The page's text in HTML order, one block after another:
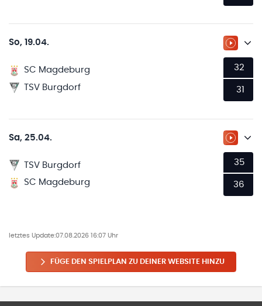
So, 19.04. ZUM
SC Magdeburg
TSV Burgdorf
32
31
Sa, 25.04. ZUM
TSV Burgdorf
SC Magdeburg
35
36
letztes Update:07.08.2026 16:07 Uhr
FÜGE DEN SPIELPLAN ZU DEINER WEBSITE HINZU